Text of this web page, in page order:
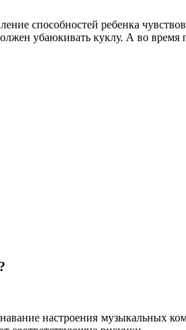
способностей ребенка
убаюкивать куклу. А во
настроения музыкальных